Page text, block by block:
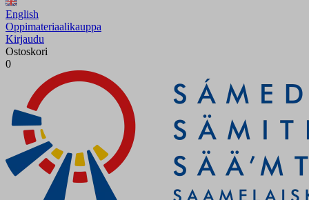
English
Oppimateriaalikauppa
Kirjaudu
Ostoskori
0